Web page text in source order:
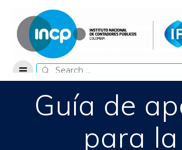
content
Search
for:
Guía de
para la